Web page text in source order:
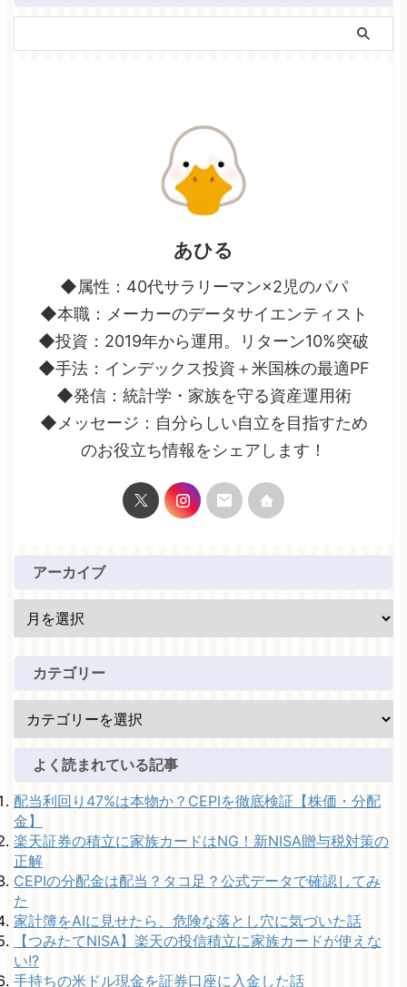
あひる
◆属性：40代サラリーマン×2児のパパ
◆本職：メーカーのデータサイエンティスト
◆投資：2019年から運用。リターン10%突破
◆手法：インデックス投資＋米国株の最適PF
◆発信：統計学・家族を守る資産運用術
◆メッセージ：自分らしい自立を目指すため
のお役立ち情報をシェアします！
アーカイブ
カテゴリー
よく読まれている記事
配当利回り47%は本物か？CEPIを徹底検証【株価・分配
金】
楽天証券の積立に家族カードはNG！新NISA贈与税対策の
正解
CEPIの分配金は配当？タコ足？公式データで確認してみ
た
家計簿をAIに見せたら、危険な落とし穴に気づいた話
【つみたてNISA】楽天の投信積立に家族カードが使えな
い!?
手持ちの米ドル現金を証券口座に入金した話